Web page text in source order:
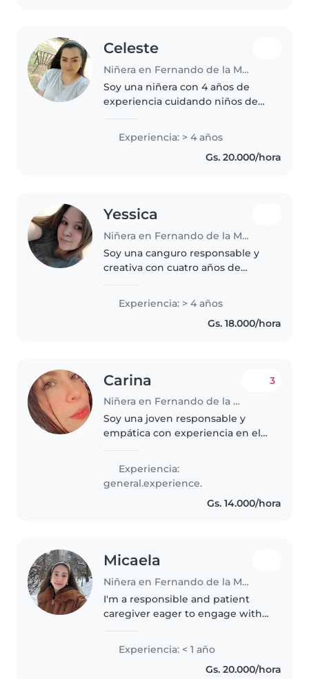
Celeste
Niñera en Fernando de la Mora
Soy una niñera con 4 años de
experiencia cuidando niños de
en apoyo a niños con autismo y
trastornos del lenguaje. Me
encanta leer, la música y los..
Experiencia: > 4 años
Gs. 20.000/hora
Yessica
Niñera en Fernando de la Mora
Soy una canguro responsable y
creativa con cuatro años de
cuentos y realizar tareas del
hogar si es necesario. Vivo en la..
Experiencia: > 4 años
Gs. 18.000/hora
Carina
Niñera en Fernando de la Mora
3
Soy una joven responsable y
empática con experiencia en el
edades. Me encanta dibujar, leer
cuentos y jugar con los más
pequeños. Estoy cómoda
Experiencia:
general.experience.
Gs. 14.000/hora
Micaela
Niñera en Fernando de la Mora
I'm a responsible and patient
caregiver eager to engage with
through fun activities like
crafting and music. Fluent in
English and Spanish, I'm happy
Experiencia: < 1 año
Gs. 20.000/hora